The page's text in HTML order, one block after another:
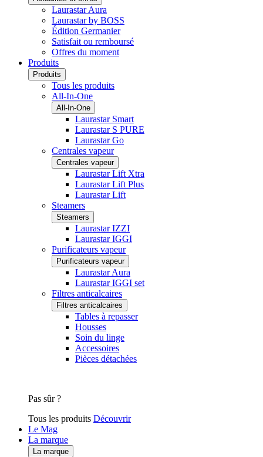
Laurastar Aura
Laurastar by BOSS
Édition Germanier
Satisfait ou remboursé
Offres du moment
Produits
Produits
Tous les produits
All-In-One
All-In-One
Laurastar Smart
Laurastar S PURE
Laurastar Go
Centrales vapeur
Centrales vapeur
Laurastar Lift Xtra
Laurastar Lift Plus
Laurastar Lift
Steamers
Steamers
Laurastar IZZI
Laurastar IGGI
Purificateurs vapeur
Purificateurs vapeur
Laurastar Aura
Laurastar IGGI set
Filtres anticalcaires
Filtres anticalcaires
Tables à repasser
Housses
Soin du linge
Accessoires
Pièces détachées
Pas sûr ?
Tous les produits Découvrir
Le Mag
La marque
La marque